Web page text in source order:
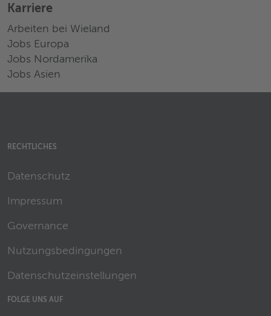
Karriere
Arbeiten bei Wieland
Jobs Europa
Jobs Nordamerika
Jobs Asien
RECHTLICHES
Datenschutz
Impressum
Governance
Nutzungsbedingungen
Datenschutzeinstellungen
FOLGE UNS AUF